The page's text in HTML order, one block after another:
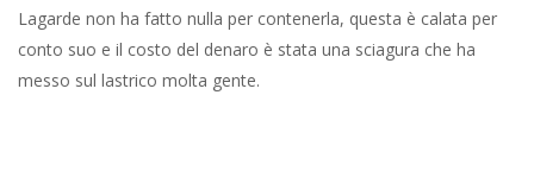
Lagarde non ha fatto nulla per contenerla, questa è calata per
conto suo e il costo del denaro è stata una sciagura che ha
messo sul lastrico molta gente.